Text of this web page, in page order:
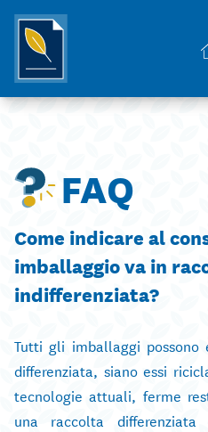
FAQ
Come indicare al
imballaggio va in
indifferenziata?
Tutti gli imballaggi possono
differenziata, siano essi
tecnologie attuali, ferme
una raccolta